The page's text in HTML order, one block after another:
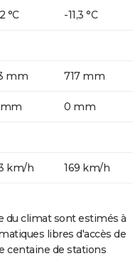
°C -11,3 °C
mm 717 mm
mm 0 mm
km/h 169 km/h
du climat sont estimés à
libres d'accès de
centaine de stations